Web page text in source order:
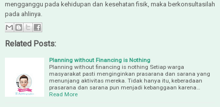
mengganggu pada kehidupan dan kesehatan fisik, maka berkonsultasilah
pada ahlinya.
Related Posts:
Planning without Financing is Nothing
Planning without financing is nothing Setiap warga
masyarakat pasti menginginkan prasarana dan sarana yang
menunjang aktivitas mereka. Tidak hanya itu, keberadaan
prasarana dan sarana pun menjadi kebanggaan karena…
Read More